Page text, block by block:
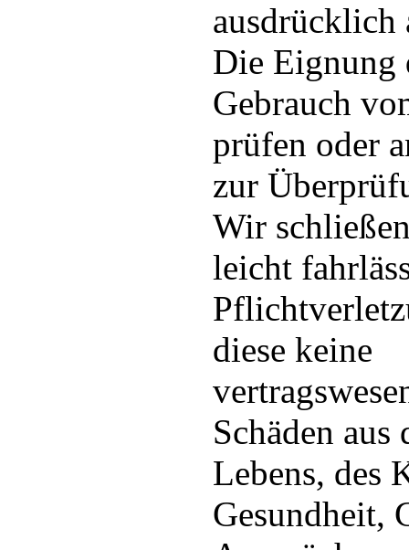
ausdrücklich
Die Eignung
Gebrauch
prüfen oder
zur
Wir
leicht
diese keine
Schäden aus
Lebens, des
Gesundheit,